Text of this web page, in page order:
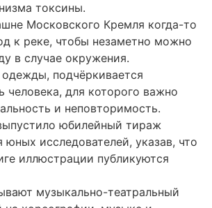
токсины.
Московского Кремля когда-то
к реке, чтобы незаметно можно
в случае окружения.
подчёркивается
человека, для которого важно
и неповторимость.
юбилейный тираж
юных исследователей, указав, что
иллюстрации публикуются
музыкально-театральный